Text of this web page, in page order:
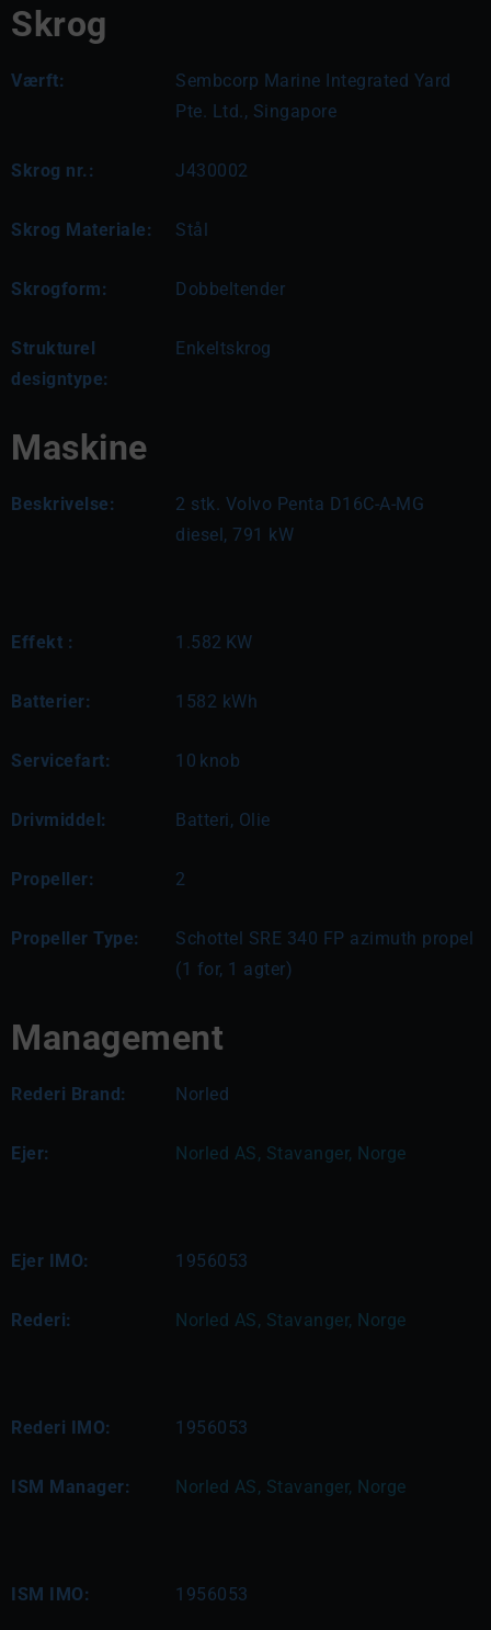
Skrog
Værft:
Sembcorp Marine Integrated Yard
Pte. Ltd., Singapore
Skrog nr.: J430002
Skrog Materiale: Stål
Skrogform: Dobbeltender
Strukturel
designtype:
Enkeltskrog
Maskine
Beskrivelse:
2 stk. Volvo Penta D16C-A-MG
diesel, 791 kW
Effekt : 1.582 KW
Batterier: 1582 kWh
Servicefart: 10 knob
Drivmiddel: Batteri, Olie
Propeller: 2
Propeller Type:
Schottel SRE 340 FP azimuth propel
(1 for, 1 agter)
Management
Rederi Brand: Norled
Ejer: Norled AS, Stavanger, Norge
Ejer IMO: 1956053
Rederi: Norled AS, Stavanger, Norge
Rederi IMO: 1956053
ISM Manager: Norled AS, Stavanger, Norge
ISM IMO: 1956053